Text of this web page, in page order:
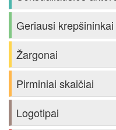
Geriausi krepšininkai
Žargonai
Pirminiai skaičiai
Logotipai